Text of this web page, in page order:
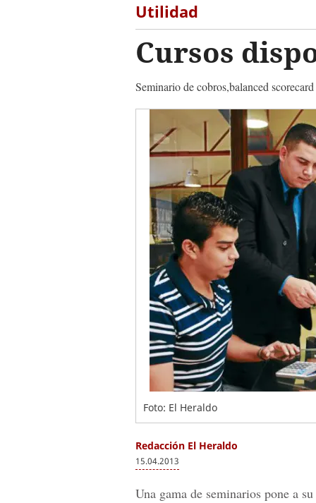
Utilidad
Cursos
Seminario de cobros,balanced
Foto: El Heraldo
Redacción El Heraldo
15.04.2013
Una gama de seminarios pone a